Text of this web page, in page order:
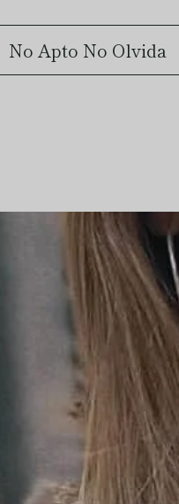
No Apto No Olvida